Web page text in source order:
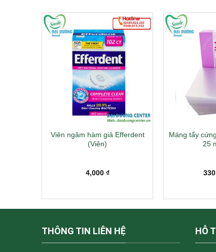
Viên ngâm hàm giả Efferdent
(Viên)
4,000 ₫
Máng tẩy
25
THÔNG TIN LIÊN HỆ HỖ